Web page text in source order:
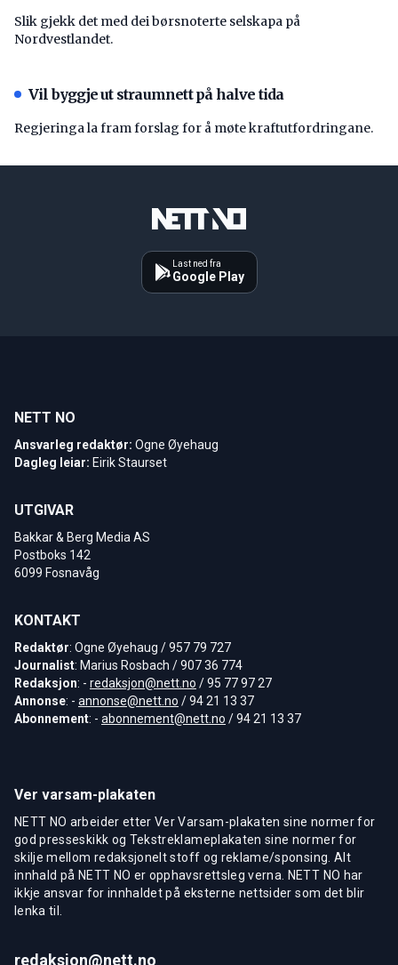
Slik gjekk det med dei børsnoterte selskapa på
Nordvestlandet.
Vil byggje ut straumnett på halve tida
Regjeringa la fram forslag for å møte kraftutfordringane.
Last ned fra
Google Play
NETT NO
Ansvarleg redaktør: Ogne Øyehaug
Dagleg leiar: Eirik Staurset
UTGIVAR
Bakkar & Berg Media AS
Postboks 142
6099 Fosnavåg
KONTAKT
Redaktør: Ogne Øyehaug / 957 79 727
Journalist: Marius Rosbach / 907 36 774
Redaksjon: - redaksjon@nett.no / 95 77 97 27
Annonse: - annonse@nett.no / 94 21 13 37
Abonnement: - abonnement@nett.no / 94 21 13 37
Ver varsam-plakaten
NETT NO arbeider etter Ver Varsam-plakaten sine normer for
god presseskikk og Tekstreklameplakaten sine normer for
skilje mellom redaksjonelt stoff og reklame/sponsing. Alt
innhald på NETT NO er opphavsrettsleg verna. NETT NO har
ikkje ansvar for innhaldet på eksterne nettsider som det blir
lenka til.
redaksjon@nett.no